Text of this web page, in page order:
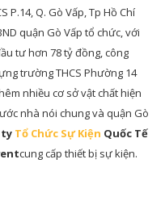
P.14, Q. Gò Vấp, Tp Hồ Chí
quận Gò Vấp tổ chức, với
tư hơn 78 tỷ đồng, công
trường THCS Phường 14
nhiều cơ sở vật chất hiện
nhà nói chung và quận Gò
ty Tổ Chức Sự Kiện Quốc Tế
cung cấp thiết bị sự kiện.